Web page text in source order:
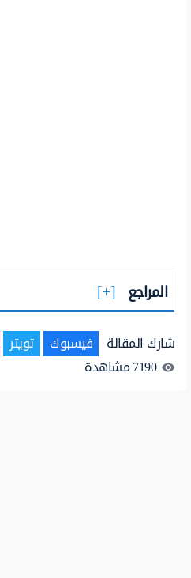
المراجع
شارك المقالة فيسبوك تويتر
7190مشاهدة